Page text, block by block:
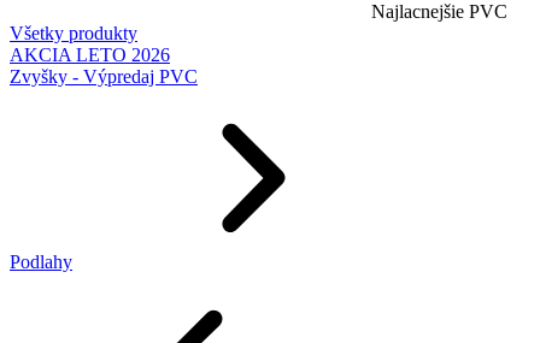
Najlacnejšie PVC
Všetky produkty
AKCIA LETO 2026
Zvyšky - Výpredaj PVC
Podlahy